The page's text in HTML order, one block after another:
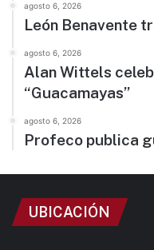
agosto 6, 2026
León Benavente
agosto 6, 2026
Alan Wittels
“Guacamayas”
agosto 6, 2026
Profeco publica
UBICACIÓN